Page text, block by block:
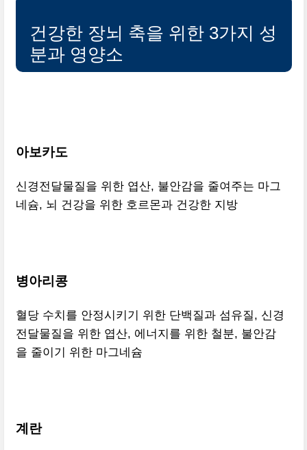
건강한 장뇌 축을 위한 3가지 성
분과 영양소
아보카도
신경전달물질을 위한 엽산, 불안감을 줄여주는 마그
네슘, 뇌 건강을 위한 호르몬과 건강한 지방
병아리콩
혈당 수치를 안정시키기 위한 단백질과 섬유질, 신경
전달물질을 위한 엽산, 에너지를 위한 철분, 불안감
을 줄이기 위한 마그네슘
계란